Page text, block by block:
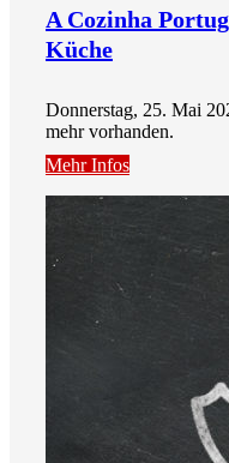
A Cozinha
Küche
Donnerstag, 25. Mai
mehr vorhanden.
Mehr Infos